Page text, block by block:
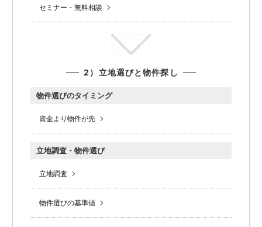
セミナー・無料相談
2）立地選びと物件探し
物件選びのタイミング
資金より物件が先
立地調査・物件選び
立地調査
物件選びの基準値